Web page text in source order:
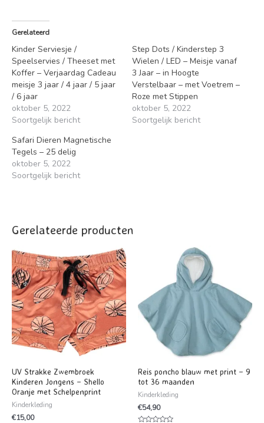
Gerelateerd
Kinder Serviesje /
Speelservies / Theeset met
Koffer – Verjaardag Cadeau
meisje 3 jaar / 4 jaar / 5 jaar
/ 6 jaar
oktober 5, 2022
Soortgelijk bericht
Step Dots / Kinderstep 3
Wielen / LED – Meisje vanaf
3 Jaar – in Hoogte
Verstelbaar – met Voetrem –
Roze met Stippen
oktober 5, 2022
Soortgelijk bericht
Safari Dieren Magnetische
Tegels – 25 delig
oktober 5, 2022
Soortgelijk bericht
Gerelateerde producten
UV Strakke Zwembroek
Kinderen Jongens – Shello
Oranje met Schelpenprint
Kinderkleding
€15,00
Reis poncho blauw met print – 9
tot 36 maanden
Kinderkleding
€54,90